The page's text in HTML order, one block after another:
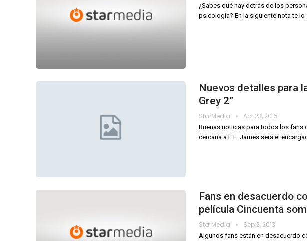
¿Sabes qué hay detrás de los
psicología? En la siguiente nota te
Nuevos detalles para
Grey 2”
StarMedia Abr 23, 2015
Buenas noticias para todos los fans
cercana a E.L. James será el
Fans en desacuerdo
película Cincuenta
StarMedia Sep 2, 2013
Algunos fans están en desacuerdo